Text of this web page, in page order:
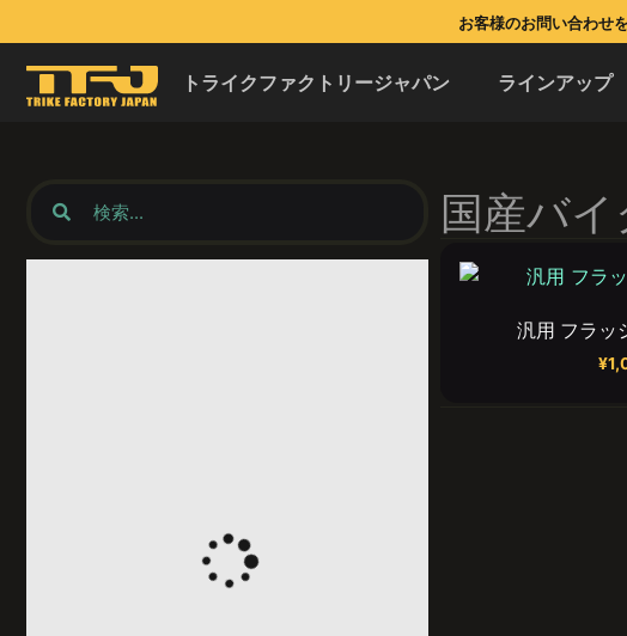
お客様のお問い合わ
トライクファクトリージャパン ラインアップ
国産バイ
汎用 フラッ
¥